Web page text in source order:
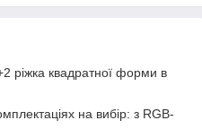
ріжка квадратної форми в
на вибір: з RGB-